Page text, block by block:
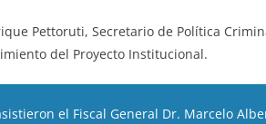
Pettoruti, Secretario de Política
del Proyecto Institucional.
el Fiscal General Dr. Marcelo